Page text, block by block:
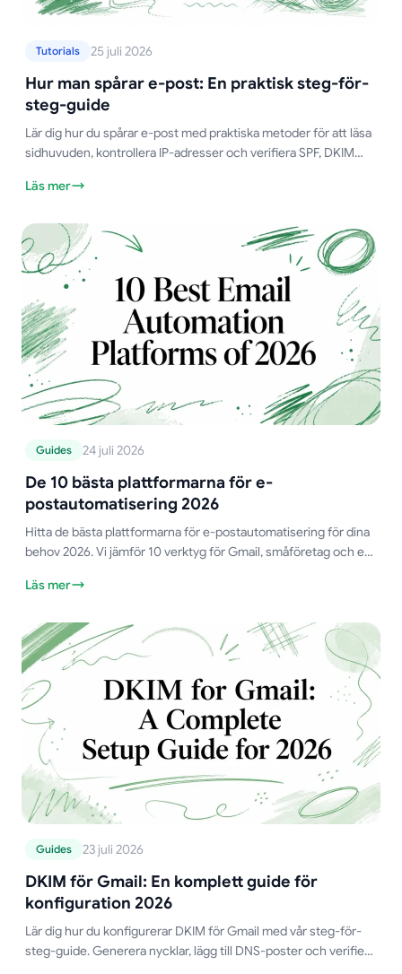
Tutorials 25 juli 2026
Hur man spårar e-post: En praktisk steg-för-
steg-guide
Lär dig hur du spårar e-post med praktiska metoder för att läsa
sidhuvuden, kontrollera IP-adresser och verifiera SPF, DKIM
Läs mer
Guides 24 juli 2026
De 10 bästa plattformarna för e-
postautomatisering 2026
Hitta de bästa plattformarna för e-postautomatisering för dina
behov 2026. Vi jämför 10 verktyg för Gmail, småföretag och e-
Läs mer
Guides 23 juli 2026
DKIM för Gmail: En komplett guide för
konfiguration 2026
Lär dig hur du konfigurerar DKIM för Gmail med vår steg-för-
steg-guide. Generera nycklar, lägg till DNS-poster och verifiera